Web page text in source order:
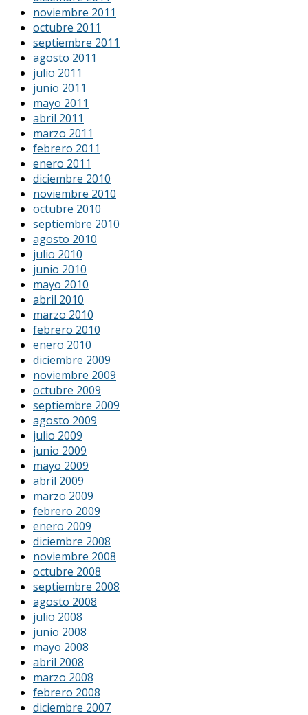
noviembre 2011
octubre 2011
septiembre 2011
agosto 2011
julio 2011
junio 2011
mayo 2011
abril 2011
marzo 2011
febrero 2011
enero 2011
diciembre 2010
noviembre 2010
octubre 2010
septiembre 2010
agosto 2010
julio 2010
junio 2010
mayo 2010
abril 2010
marzo 2010
febrero 2010
enero 2010
diciembre 2009
noviembre 2009
octubre 2009
septiembre 2009
agosto 2009
julio 2009
junio 2009
mayo 2009
abril 2009
marzo 2009
febrero 2009
enero 2009
diciembre 2008
noviembre 2008
octubre 2008
septiembre 2008
agosto 2008
julio 2008
junio 2008
mayo 2008
abril 2008
marzo 2008
febrero 2008
diciembre 2007